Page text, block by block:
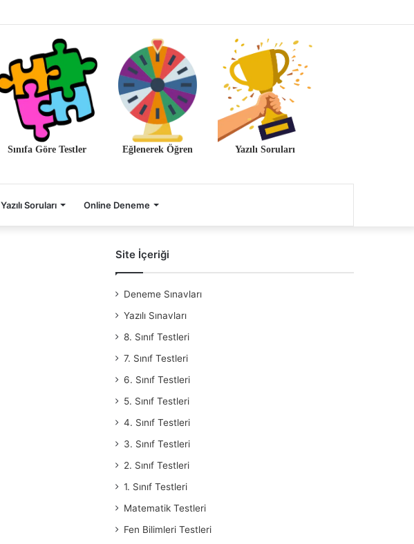
Sınıfa Göre Testler Eğlenerek Öğren Yazılı Soruları
Yazılı Soruları Online Deneme
Site İçeriği
Deneme Sınavları
Yazılı Sınavları
8. Sınıf Testleri
7. Sınıf Testleri
6. Sınıf Testleri
5. Sınıf Testleri
4. Sınıf Testleri
3. Sınıf Testleri
2. Sınıf Testleri
1. Sınıf Testleri
Matematik Testleri
Fen Bilimleri Testleri